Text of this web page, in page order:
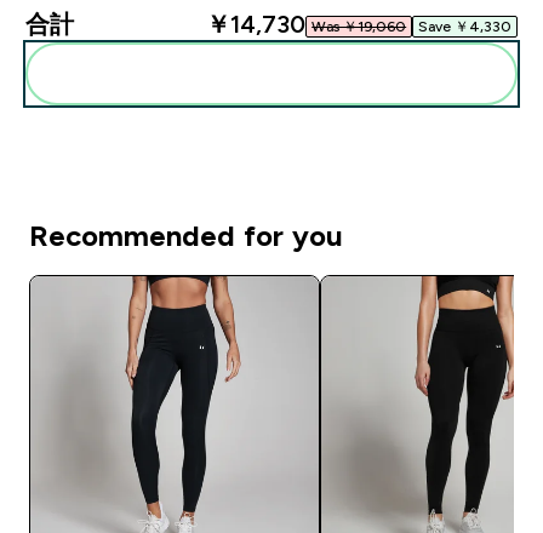
合計 ￥14,730‎ Was ￥19,060‎ Save ￥4,330‎
Recommended for you